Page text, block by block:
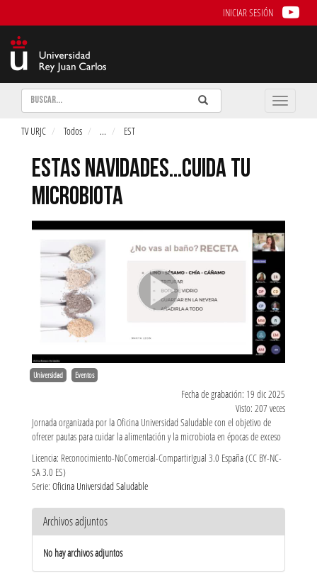
INICIAR SESIÓN
Buscar Enviar
Buscar
Toggle
TV URJC Todos ... EST
ESTAS NAVIDADES...CUIDA TU
MICROBIOTA
Universidad Eventos
Fecha de grabación: 19 dic 2025
Visto: 207 veces
Jornada organizada por la Oficina Universidad Saludable con el objetivo de
ofrecer pautas para cuidar la alimentación y la microbiota en épocas de exceso
Licencia: Reconocimiento-NoComercial-CompartirIgual 3.0 España (CC BY-NC-
SA 3.0 ES)
Serie: Oficina Universidad Saludable
Archivos adjuntos
No hay archivos adjuntos